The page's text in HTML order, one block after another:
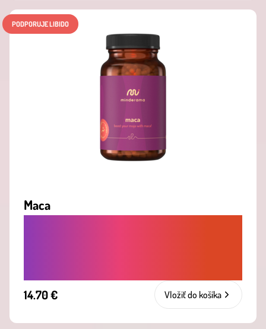
PODPORUJE LIBIDO
Maca
14.70 € Vložiť do košíka